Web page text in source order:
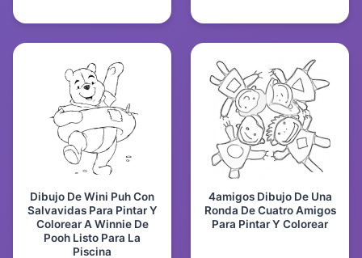
Dibujo De Wini Puh Con
Salvavidas Para Pintar Y
Colorear A Winnie De
Pooh Listo Para La
Piscina
4amigos Dibujo De Una
Ronda De Cuatro Amigos
Para Pintar Y Colorear